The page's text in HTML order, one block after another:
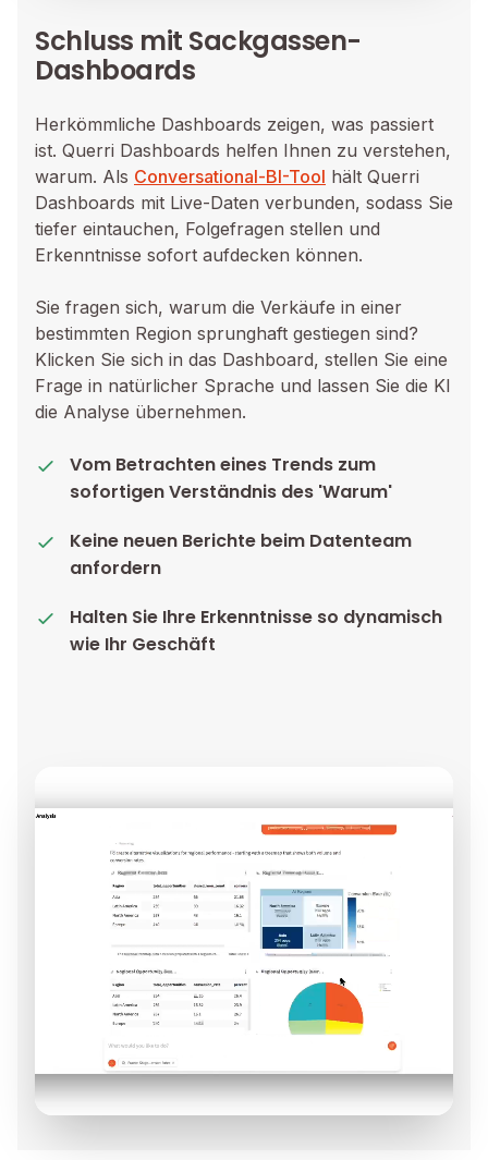
Schluss mit Sackgassen-
Dashboards
Herkömmliche Dashboards zeigen, was passiert
ist. Querri Dashboards helfen Ihnen zu verstehen,
warum. Als Conversational-BI-Tool hält Querri
Dashboards mit Live-Daten verbunden, sodass Sie
tiefer eintauchen, Folgefragen stellen und
Erkenntnisse sofort aufdecken können.
Sie fragen sich, warum die Verkäufe in einer
bestimmten Region sprunghaft gestiegen sind?
Klicken Sie sich in das Dashboard, stellen Sie eine
Frage in natürlicher Sprache und lassen Sie die KI
die Analyse übernehmen.
Vom Betrachten eines Trends zum
sofortigen Verständnis des 'Warum'
Keine neuen Berichte beim Datenteam
anfordern
Halten Sie Ihre Erkenntnisse so dynamisch
wie Ihr Geschäft